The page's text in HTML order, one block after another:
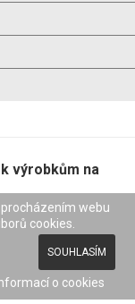
výrobkům na
webu
cookies.
SOUHLASÍM
o cookies